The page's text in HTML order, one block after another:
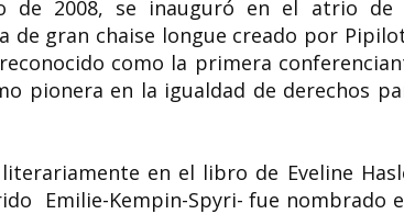
de 2008, se inauguró en el atrio de
de gran chaise longue creado por
como la primera
pionera en la igualdad de derechos
en el libro de Eveline
Emilie-Kempin-Spyri- fue nombrado